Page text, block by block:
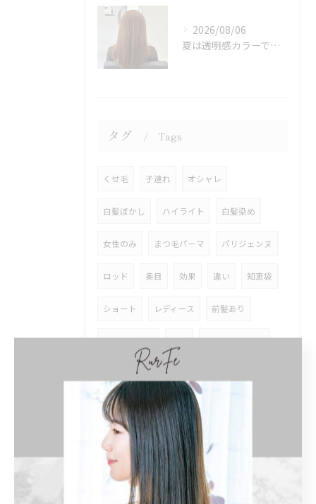
2026/08/06
夏は透明感カラーでイメチェン♪ブリーチなしでも明るくできます！
タグ Tags
くせ毛 子連れ オシャレ
白髪ぼかし ハイライト 白髪染め
女性のみ まつ毛パーマ パリジェンヌ
ロッド 奥目 効果 違い 知恵袋
ショート レディース 前髪あり
ショートボブ ボブ インナーカラー
イヤリングカラー
トリートメント ストレートパーマ
縮毛矯正 どっちがいい
まつげ マツパ 個室